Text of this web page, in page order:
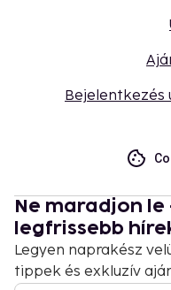
Bejelentkezés
Ne maradjon
legfrissebb
Legyen naprakész
tippek és exkluzív